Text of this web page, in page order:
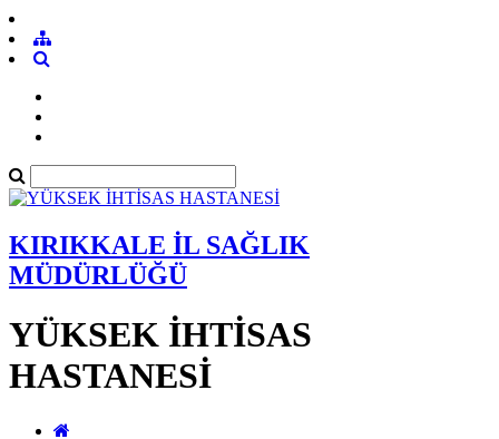
KIRIKKALE İL SAĞLIK
MÜDÜRLÜĞÜ
YÜKSEK İHTİSAS
HASTANESİ